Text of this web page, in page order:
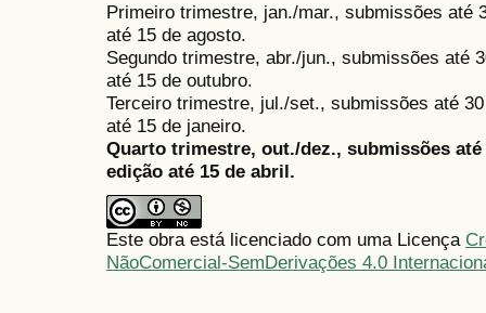
Primeiro trimestre, jan./mar., submissões até
até 15 de agosto.
Segundo trimestre, abr./jun., submissões até
até 15 de outubro.
Terceiro trimestre, jul./set., submissões até
até 15 de janeiro.
Quarto trimestre, out./dez., submissões
edição até 15 de abril.
Este obra está licenciado com uma Licença
NãoComercial-SemDerivações 4.0